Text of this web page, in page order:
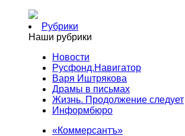
Рубрики
Наши рубрики
Новости
Русфонд.Навигатор
Варя Иштрякова
Драмы в письмах
Жизнь. Продолжение следует
Информбюро
«Коммерсантъ»